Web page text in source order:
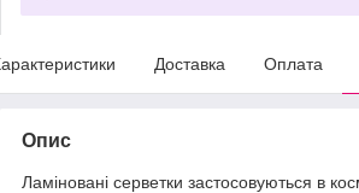
Доставка Оплата
Опис
Ламіновані серветки застосовуються в